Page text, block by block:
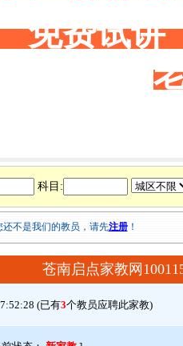
费试讲
科目:
不是我们的教员，请先注册！
苍南启点家教网
(已有3个教员应聘此家教)